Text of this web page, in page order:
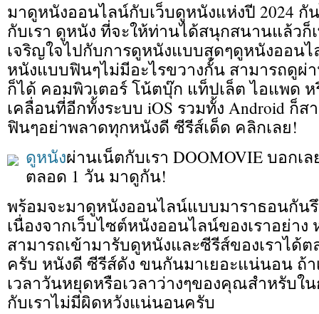
มาดูหนังออนไลน์กับเว็บดูหนังแห่งปี 2024 กั
กับเรา ดูหนัง ที่จะให้ท่านได้สนุกสนานแล้วก็
เจริญใจไปกับการดูหนังแบบสุดๆดูหนังออน
หนังแบบฟินๆไม่มีอะไรขวางกั้น สามารถดูผ่
ก็ได้ คอมพิวเตอร์ โน้ตบุ๊ก แท็ปเล็ต ไอแพด
เคลื่อนที่อีกทั้งระบบ iOS รวมทั้ง Android ก็
ฟินๆอย่าพลาดทุกหนังดี ซีรีส์เด็ด คลิกเลย!
ดูหนังผ่านเน็ตกับเรา DOOMOVIE บอกเ
ตลอด 1 วัน มาดูกัน!
พร้อมจะมาดูหนังออนไลน์แบบมาราธอนกัน
เนื่องจากเว็บไซต์หนังออนไลน์ของเราอย่า
สามารถเข้ามารับดูหนังและซีรีส์ของเราได้
ครับ หนังดี ซีรีส์ดัง ขนกันมาเยอะแน่นอน ถ้
เวลาวันหยุดหรือเวลาว่างๆของคุณสำหรับใ
กับเราไม่มีผิดหวังแน่นอนครับ